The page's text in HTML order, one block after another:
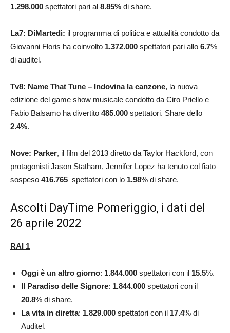
1.298.000 spettatori pari al 8.85% di share.
La7: DiMartedì: il programma di politica e attualità condotto da
Giovanni Floris ha coinvolto 1.372.000 spettatori pari allo 6.7%
di auditel.
Tv8: Name That Tune – Indovina la canzone, la nuova
edizione del game show musicale condotto da Ciro Priello e
Fabio Balsamo ha divertito 485.000 spettatori. Share dello
2.4%.
Nove: Parker, il film del 2013 diretto da Taylor Hackford, con
protagonisti Jason Statham, Jennifer Lopez ha tenuto col fiato
sospeso 416.765 spettatori con lo 1.98% di share.
Ascolti DayTime Pomeriggio, i dati del
26 aprile 2022
RAI 1
Oggi è un altro giorno: 1.844.000 spettatori con il 15.5%.
Il Paradiso delle Signore: 1.844.000 spettatori con il
20.8% di share.
La vita in diretta: 1.829.000 spettatori con il 17.4% di
Auditel.